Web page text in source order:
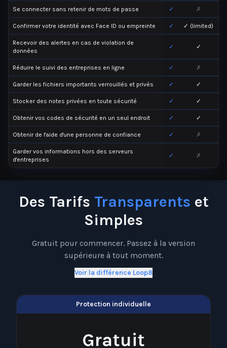
Se connecter sans retenir de mots de passe ✓ ✗
Confirmer votre identité avec Face ID ou empreinte ✓ ✓ (limited)
Recevoir des alertes en cas de violation de
données
✓ ✓
Réduire le suivi des entreprises en ligne ✓ ✗
Garder les fichiers importants verrouillés et privés ✓ ✓
Stocker des notes privées en toute sécurité ✓ ✓
Obtenir vos codes de sécurité en un seul endroit ✓ ✓
Obtenir de l'aide d'une personne de confiance ✓ ✗
Garder vos informations hors des serveurs
d'entreprises
✓ ✗
Des Tarifs Transparents et
Simples
Gratuit pour commencer. Passez à la version
supérieure à tout moment.
Voir la différence Loop8
Protection individuelle
Gratuit